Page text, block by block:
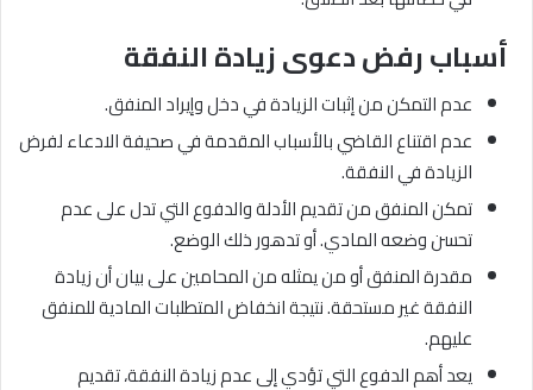
أسباب رفض دعوى زيادة النفقة
عدم التمكن من إثبات الزيادة في دخل وإيراد المنفق.
عدم اقتناع القاضي بالأسباب المقدمة في صحيفة الادعاء لفرض
الزيادة في النفقة.
تمكن المنفق من تقديم الأدلة والدفوع التي تدل على عدم
تحسن وضعه المادي. أو تدهور ذلك الوضع.
مقدرة المنفق أو من يمثله من المحامين على بيان أن زيادة
النفقة غير مستحقة. نتيجة انخفاض المتطلبات المادية للمنفق
عليهم.
يعد أهم الدفوع التي تؤدي إلى عدم زيادة النفقة، تقديم